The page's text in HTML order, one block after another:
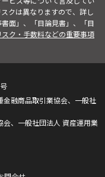
クは異なりますので、詳し
面」、「目論見書」、「目
スク・手数料などの重要事項
金融商品取引業協会、一般社
会、一般社団法人 資産運用業